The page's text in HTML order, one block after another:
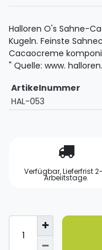
Halloren O's Sahne-
Kugeln. Feinste
Cacaocreme
" Quelle: www. halloren.
Artikelnummer
HAL-053
Verfügbar, Lieferfrist
Arbeiitstage.